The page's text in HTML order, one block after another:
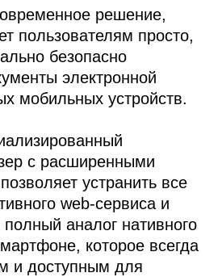
решение,
пользователям просто,
безопасно
электронной
мобильных устройств.
с расширенными
устранить все
web-сервиса и
полный аналог нативного
которое всегда
и доступным для